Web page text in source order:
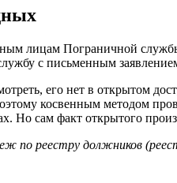
лицам Пограничной
с письменным
его нет в открытом
косвенным методом
Но сам факт открытого
по реестру должников